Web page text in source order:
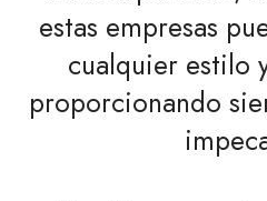
estas empresas
cualquier estilo
proporcionando